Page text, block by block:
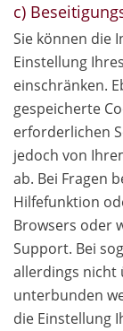
c)
Sie können die
Einstellung
einschränken.
gespeicherte
erforderlichen
jedoch von
ab. Bei Fragen
Hilfefunktion
Browsers oder
Support. Bei
allerdings nicht
unterbunden
die Einstellung